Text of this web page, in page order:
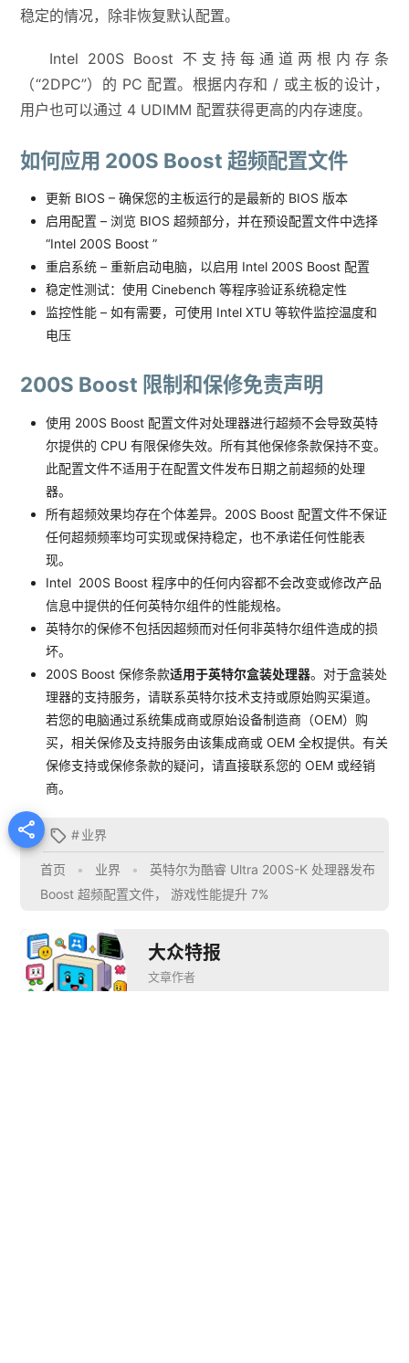
稳定的情况，除非恢复默认配置。
Intel 200S Boost 不支持每通道两根内存条
（“2DPC”）的 PC 配置。根据内存和 / 或主板的设计，
用户也可以通过 4 UDIMM 配置获得更高的内存速度。
如何应用 200S Boost 超频配置文件
更新 BIOS – 确保您的主板运行的是最新的 BIOS 版本
启用配置 – 浏览 BIOS 超频部分，并在预设配置文件中选择
“Intel 200S Boost ”
重启系统 – 重新启动电脑，以启用 Intel 200S Boost 配置
稳定性测试：使用 Cinebench 等程序验证系统稳定性
监控性能 – 如有需要，可使用 Intel XTU 等软件监控温度和
电压
200S Boost 限制和保修免责声明
使用 200S Boost 配置文件对处理器进行超频不会导致英特
尔提供的 CPU 有限保修失效。所有其他保修条款保持不变。
此配置文件不适用于在配置文件发布日期之前超频的处理
器。
所有超频效果均存在个体差异。200S Boost 配置文件不保证
任何超频频率均可实现或保持稳定，也不承诺任何性能表
现。
Intel 200S Boost 程序中的任何内容都不会改变或修改产品
信息中提供的任何英特尔组件的性能规格。
英特尔的保修不包括因超频而对任何非英特尔组件造成的损
坏。
200S Boost 保修条款适用于英特尔盒装处理器。对于盒装处
理器的支持服务，请联系英特尔技术支持或原始购买渠道。
若您的电脑通过系统集成商或原始设备制造商（OEM）购
买，相关保修及支持服务由该集成商或 OEM 全权提供。有关
保修支持或保修条款的疑问，请直接联系您的 OEM 或经销
商。
  #业界
首页 • 业界 •
英特尔为酷睿 Ultra 200S-K 处理器发布
Boost 超频配置文件， 游戏性能提升 7%
大众特报
文章作者